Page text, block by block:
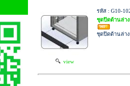
view
รหัส : G10-
ชุดปิดด้านล่าง
ชุดปิดด้านล่าง